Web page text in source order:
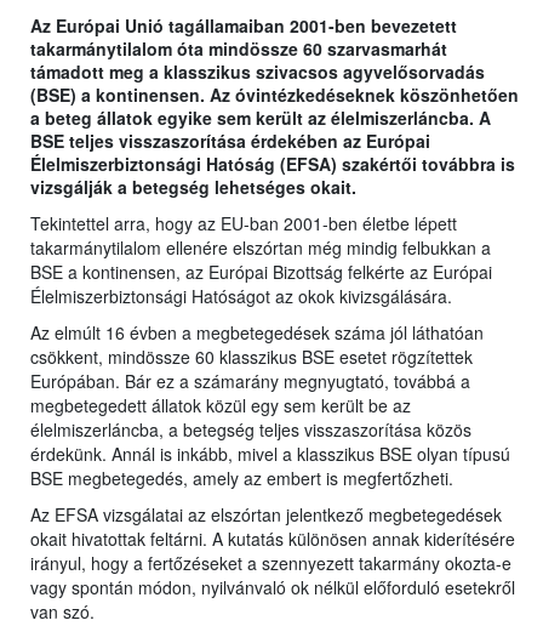
Az Európai Unió tagállamaiban 2001-ben bevezetett
takarmánytilalom óta mindössze 60 szarvasmarhát
támadott meg a klasszikus szivacsos agyvelősorvadás
(BSE) a kontinensen. Az óvintézkedéseknek köszönhetően
a beteg állatok egyike sem került az élelmiszerláncba. A
BSE teljes visszaszorítása érdekében az Európai
Élelmiszerbiztonsági Hatóság (EFSA) szakértői továbbra is
vizsgálják a betegség lehetséges okait.
Tekintettel arra, hogy az EU-ban 2001-ben életbe lépett
takarmánytilalom ellenére elszórtan még mindig felbukkan a
BSE a kontinensen, az Európai Bizottság felkérte az Európai
Élelmiszerbiztonsági Hatóságot az okok kivizsgálására.
Az elmúlt 16 évben a megbetegedések száma jól láthatóan
csökkent, mindössze 60 klasszikus BSE esetet rögzítettek
Európában. Bár ez a számarány megnyugtató, továbbá a
megbetegedett állatok közül egy sem került be az
élelmiszerláncba, a betegség teljes visszaszorítása közös
érdekünk. Annál is inkább, mivel a klasszikus BSE olyan típusú
BSE megbetegedés, amely az embert is megfertőzheti.
Az EFSA vizsgálatai az elszórtan jelentkező megbetegedések
okait hivatottak feltárni. A kutatás különösen annak kiderítésére
irányul, hogy a fertőzéseket a szennyezett takarmány okozta-e
vagy spontán módon, nyilvánvaló ok nélkül előforduló esetekről
van szó.